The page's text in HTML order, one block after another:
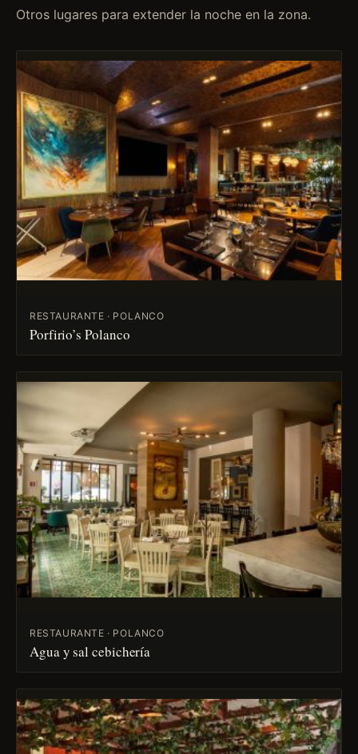
Otros lugares para extender la noche en la zona.
RESTAURANTE · POLANCO
Porfirio’s Polanco
RESTAURANTE · POLANCO
Agua y sal cebichería